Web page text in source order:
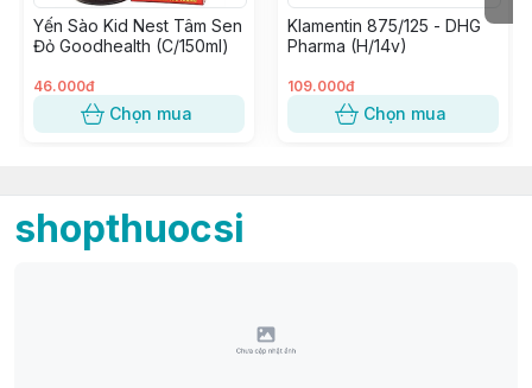
Yến Sào Kid Nest Tâm Sen
Đỏ Goodhealth (C/150ml)
46.000đ
Chọn mua
Klamentin 875/125 - DHG
Pharma (H/14v)
109.000đ
Chọn mua
shopthuocsi